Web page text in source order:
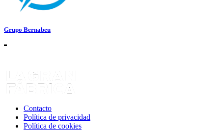
Grupo Bernabeu
Contacto
Política de privacidad
Política de cookies